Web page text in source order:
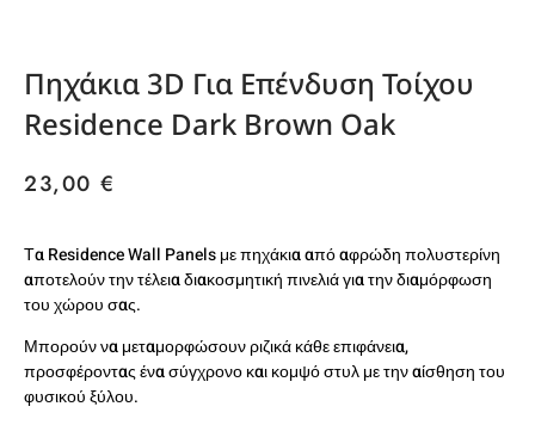
Πηχάκια 3D Για Επένδυση Τοίχου
Residence Dark Brown Oak
23,00 €
Τα Residence Wall Panels με πηχάκια από αφρώδη πολυστερίνη
αποτελούν την τέλεια διακοσμητική πινελιά για την διαμόρφωση
του χώρου σας.
Μπορούν να μεταμορφώσουν ριζικά κάθε επιφάνεια,
προσφέροντας ένα σύγχρονο και κομψό στυλ με την αίσθηση του
φυσικού ξύλου.